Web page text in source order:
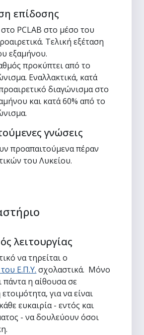
επίδοσης
PCLAB στο μέσο του
Τελική εξέταση
εξαμήνου.
προκύπτει από το
Εναλλακτικά, κατά
διαγώνισμα στο
και κατά 60% από το
γνώσεις
προαπαιτούμενα πέραν
του Λυκείου.
λειτουργίας
να τηρείται ο
Ε.Π.Υ. σχολαστικά. Μόνο
πάντα η αίθουσα σε
για να είναι
ευκαιρία - εντός και
- να δουλεύουν όσοι